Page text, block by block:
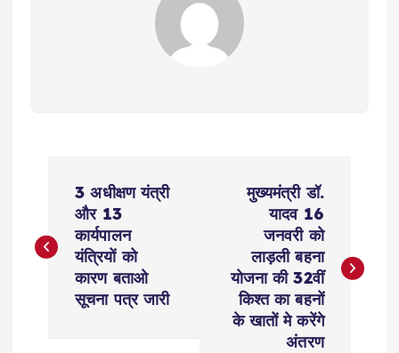
s
3 अधीक्षण यंत्री
और 13
कार्यपालन
यंत्रियों को
कारण बताओ
सूचना पत्र जारी
मुख्यमंत्री डॉ.
यादव 16
जनवरी को
लाड़ली बहना
योजना की 32वीं
किश्त का बहनों
के खातों मे करेंगे
अंतरण